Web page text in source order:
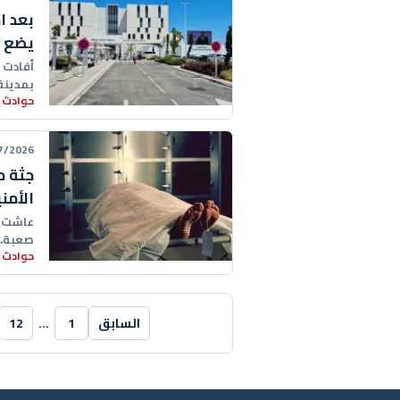
بعد
يضع
حوادث
19:30:00
جثة
عاشت
حوادث
السابق 1
…
12